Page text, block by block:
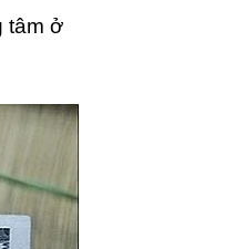
tâm ở